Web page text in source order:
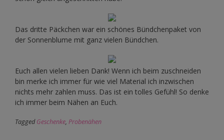
Das dritte Päckchen war ein schönes Bündchenpaket von
der Sonnenblume mit ganz vielen Bündchen.
Euch allen vielen lieben Dank! Wenn ich beim zuschneiden
bin merke ich immer für wie viel Material ich inzwischen
nichts mehr zahlen muss. Das ist ein tolles Gefühl! So denke
ich immer beim Nähen an Euch.
TaggedGeschenke, Probenähen